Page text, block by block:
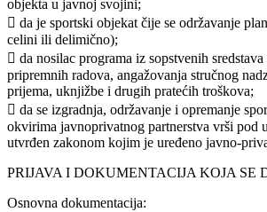
objekta u javnoj svojini;
 da je sportski objekat čije se održavanje
celini ili delimično);
 da nosilac programa iz sopstvenih
pripremnih radova, angažovanja stručnog
prijema, uknjižbe i drugih pratećih troškova;
 da se izgradnja, održavanje i opremanje
okvirima javnoprivatnog partnerstva vrši pod
utvrđen zakonom kojim je uređeno javno-
PRIJAVA I DOKUMENTACIJA KOJA SE
Osnovna dokumentacija: